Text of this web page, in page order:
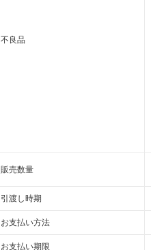
不良品
販売数量
引渡し時期
お支払い方法
お支払い期限